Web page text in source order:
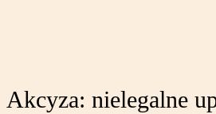
Akcyza: nielegalne